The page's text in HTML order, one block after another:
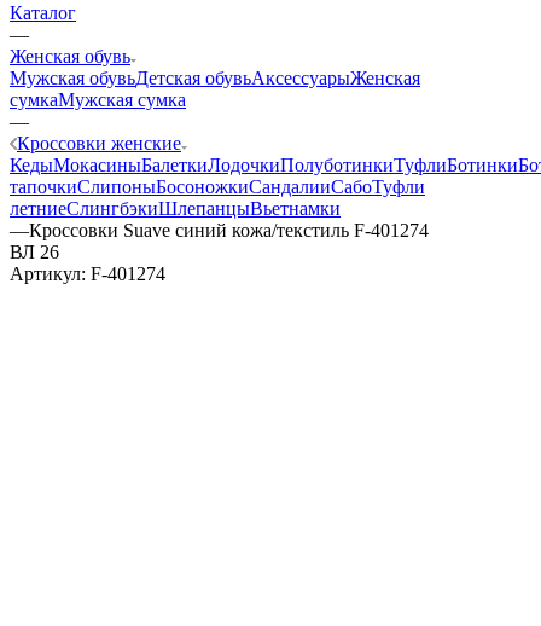
Каталог
—
Женская обувь
Мужская обувьДетская обувьАксессуарыЖенская
сумкаМужская сумка
—
Кроссовки женские
КедыМокасиныБалеткиЛодочкиПолуботинкиТуфлиБотинки
тапочкиСлипоныБосоножкиСандалииСабоТуфли
летниеСлингбэкиШлепанцыВьетнамки
—Кроссовки Suave синий кожа/текстиль F-401274
ВЛ 26
Артикул: F-401274